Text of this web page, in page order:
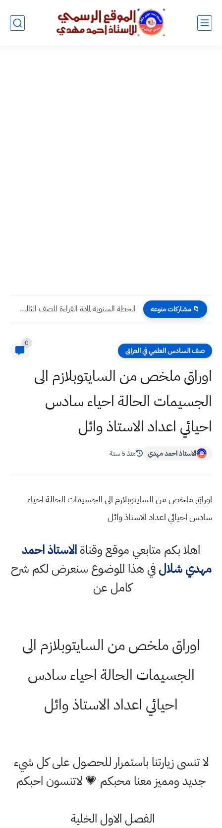
📁 مشاركات منوعه الخطة السنوية لمادة القراءة للصف الثالث الابتدائي 2023
صف السادس العلمي في العراق
0
اوراق ملخص من السايتوبلازم الى
الجسيمات الحالة احياء سادس
احيائي اعداد الاستاذ وائل
الاستاذ احمد مهدي منذ 5 سنة
اوراق ملخص من السايتوبلازم الى الجسيمات الحالة احياء
سادس احيائي اعداد الاستاذ وائل
اهلا بكم متابعي موقع وقناةالاستاذ احمد
مهدي شلالفي هذا الموضوع سنعرض لكم شرح
كامل عن
اوراق ملخص من السايتوبلازم الى
الجسيمات الحالة احياء سادس
احيائي اعداد الاستاذ وائل
لا تنسى زيارتنا باستمرار للحصول على كل شيء
جديد ومميز معنا محبكم 💗 لاتنسون احبكم
الفصل الاول الخلية